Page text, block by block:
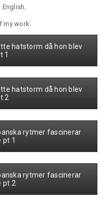
English.
my work.
hatstorm då hon blev
1
hatstorm då hon blev
2
rytmer fascinerar
pt 1
rytmer fascinerar
pt 2